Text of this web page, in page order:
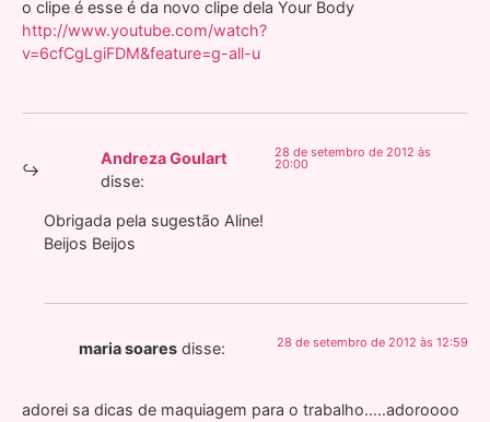
o clipe é esse é da novo clipe dela Your Body
http://www.youtube.com/watch?
v=6cfCgLgiFDM&feature=g-all-u
Andreza Goulart
disse:
28 de setembro de 2012 às
20:00
Obrigada pela sugestão Aline!
Beijos Beijos
maria soares disse: 28 de setembro de 2012 às 12:59
adorei sa dicas de maquiagem para o trabalho…..adoroooo